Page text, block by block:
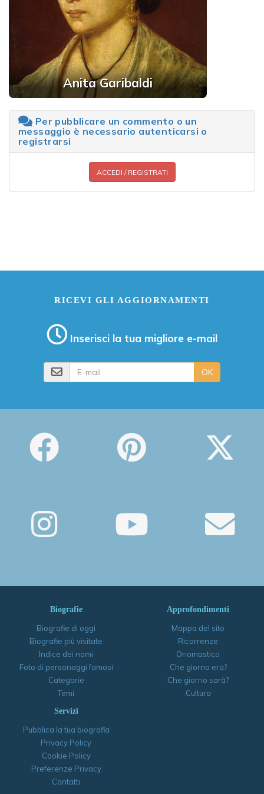
Anita Garibaldi
Per pubblicare un commento o un
messaggio è necessario autenticarsi o
registrarsi
ACCEDI / REGISTRATI
RICEVI GLI AGGIORNAMENTI
Inserisci la tua migliore e-mail
OK
Biografie
Biografie di oggi
Biografie più visitate
Indice dei nomi
Foto di personaggi famosi
Categorie
Temi
Approfondimenti
Mappa del sito
Ricorrenze
Onomastico
Che giorno era?
Che giorno sarà?
Cultura
Servizi
Pubblica la tua biografia
Privacy Policy
Cookie Policy
Preferenze Privacy
Contatti